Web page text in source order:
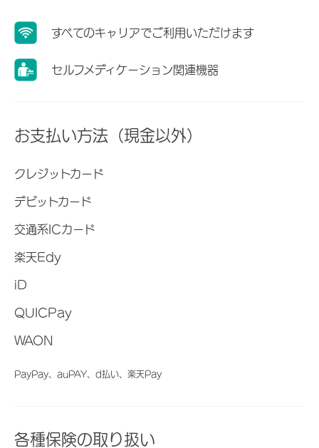
すべてのキャリアでご利用いただけます
セルフメディケーション関連機器
お支払い方法（現金以外）
クレジットカード
デビットカード
交通系ICカード
楽天Edy
iD
QUICPay
WAON
PayPay、auPAY、d払い、楽天Pay
各種保険の取り扱い